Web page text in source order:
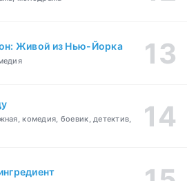
Живой из Нью-Йорка
комедия, боевик, детектив,